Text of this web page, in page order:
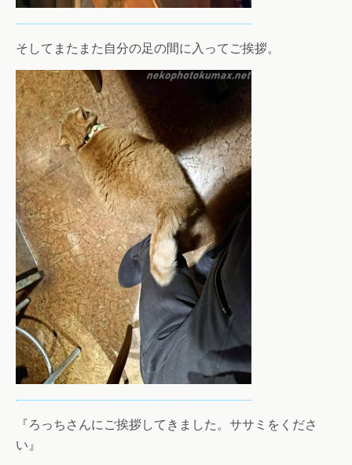
そしてまたまた自分の足の間に入ってご挨拶。
『ろっちさんにご挨拶してきました。ササミをくださ
い』